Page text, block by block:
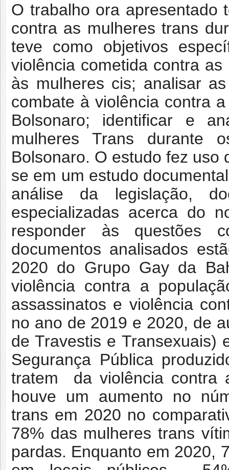
O trabalho ora apresentado
contra as mulheres trans
teve como objetivos
violência cometida contra
às mulheres cis; analisar
combate à violência contra
Bolsonaro; identificar e
mulheres Trans durante
Bolsonaro. O estudo fez uso
se em um estudo
análise da legislação,
especializadas acerca do
responder às questões
documentos analisados
2020 do Grupo Gay da
violência contra a
assassinatos e violência
no ano de 2019 e 2020, de
de Travestis e Transexuais)
Segurança Pública
tratem da violência contra
houve um aumento no
trans em 2020 no
78% das mulheres trans
pardas. Enquanto em 2020,